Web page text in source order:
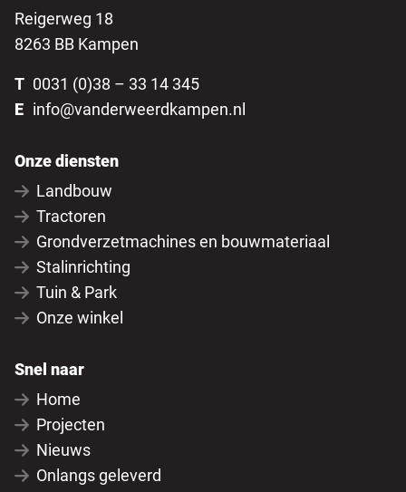
Reigerweg 18
8263 BB Kampen
T 0031 (0)38 – 33 14 345
E info@vanderweerdkampen.nl
Onze diensten
Landbouw
Tractoren
Grondverzetmachines en bouwmateriaal
Stalinrichting
Tuin & Park
Onze winkel
Snel naar
Home
Projecten
Nieuws
Onlangs geleverd